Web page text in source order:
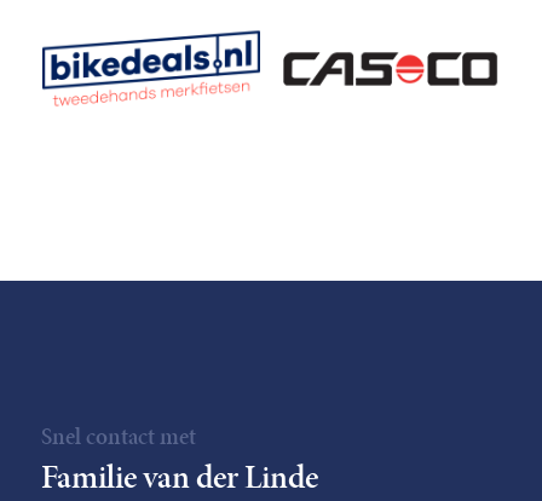
Snel contact met
Familie van der Linde